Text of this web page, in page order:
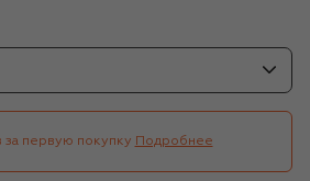
за первую покупку Подробнее